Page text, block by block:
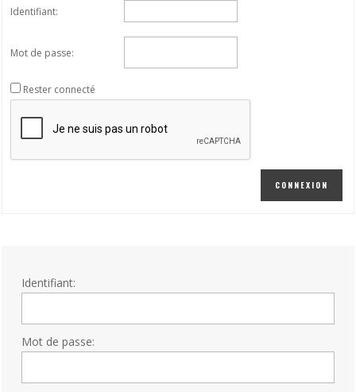
Identifiant:
Mot de passe:
Rester connecté
CONNEXION
Identifiant:
Mot de passe: